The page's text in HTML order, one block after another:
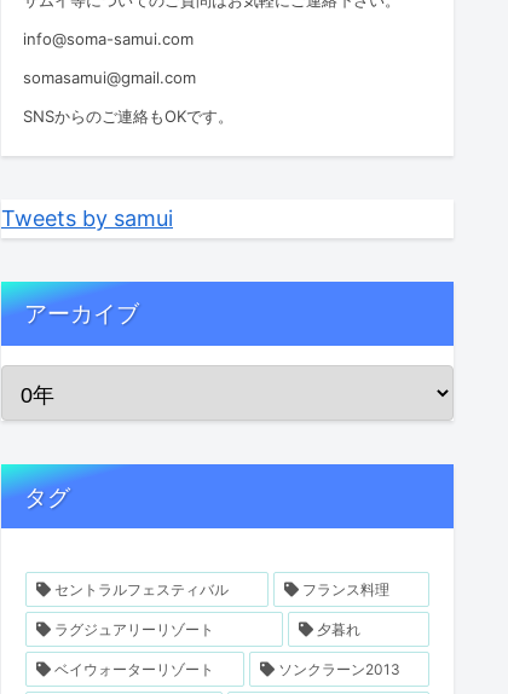
info@soma-samui.com
somasamui@gmail.com
SNSからのご連絡もOKです。
Tweets by samui
アーカイブ
タグ
セントラルフェスティバル フランス料理
ラグジュアリーリゾート 夕暮れ
ベイウォーターリゾート ソンクラーン2013